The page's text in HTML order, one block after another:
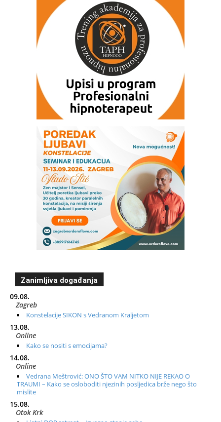
Zanimljiva događanja
09.08.
Zagreb
Konstelacije SIKON s Vedranom Kraljetom
13.08.
Online
Kako se nositi s emocijama?
14.08.
Online
Vedrana Meštrović: ONO ŠTO VAM NITKO NIJE REKAO O
TRAUMI – Kako se osloboditi njezinih posljedica brže nego što
mislite
15.08.
Otok Krk